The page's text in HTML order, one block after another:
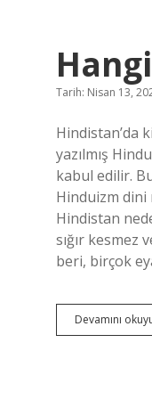
Tarih: Nisan 13,
Hindistan’da
yazılmış
kabul edilir.
Hinduizm dini
Hindistan
sığır kesmez
beri, birçok
Devamını